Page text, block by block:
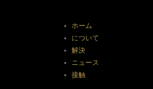
ホーム
について
解決
ニュース
接触